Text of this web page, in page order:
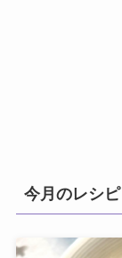
今月のレシピ